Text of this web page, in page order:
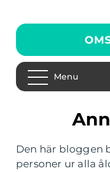
Menu
Den här bloggen
personer ur alla